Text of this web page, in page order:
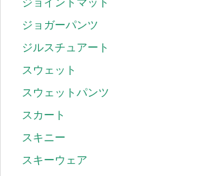
ジョイントマット
ジョガーパンツ
ジルスチュアート
スウェット
スウェットパンツ
スカート
スキニー
スキーウェア